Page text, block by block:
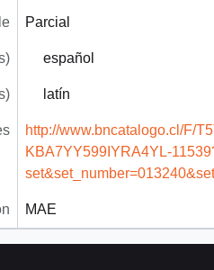
Parcial
español
latín
http://www.bncatalogo.cl/F/
KBA7YY599IYRA4YL-
MAE